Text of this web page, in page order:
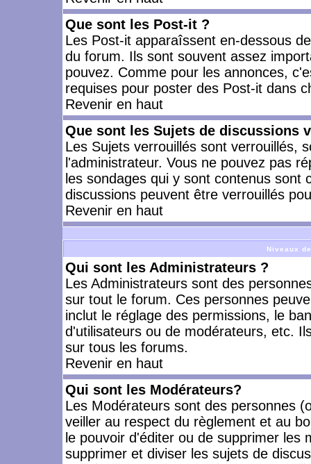
Que sont les Post-it ?
Les Post-it apparaîssent en-dessous
du forum. Ils sont souvent assez
pouvez. Comme pour les annonces,
requises pour poster des Post-it dans
Revenir en haut
Que sont les Sujets de discussions
Les Sujets verrouillés sont verrouillés,
l'administrateur. Vous ne pouvez pas
les sondages qui y sont contenus
discussions peuvent être verrouillés
Revenir en haut
Niveaux
Qui sont les Administrateurs ?
Les Administrateurs sont des
sur tout le forum. Ces personnes
inclut le réglage des permissions, le
d'utilisateurs ou de modérateurs, etc.
sur tous les forums.
Revenir en haut
Qui sont les Modérateurs?
Les Modérateurs sont des personnes
veiller au respect du règlement et au
le pouvoir d'éditer ou de supprimer les
supprimer et diviser les sujets de